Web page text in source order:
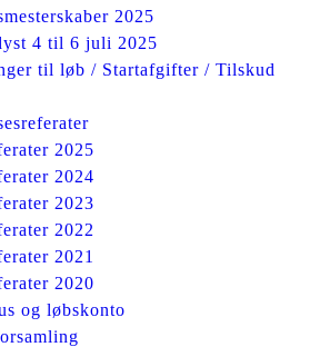
2025
4 til 6 juli 2025
til løb / Startafgifter / Tilskud
2025
2024
2023
2022
2021
2020
og løbskonto